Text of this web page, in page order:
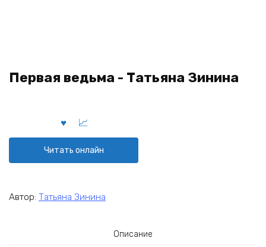
Первая ведьма - Татьяна Зинина
Читать онлайн
Автор: Татьяна Зинина
Описание